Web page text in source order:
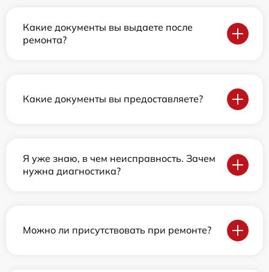
Какие документы вы выдаете после
ремонта?
Какие документы вы предоставляете?
Я уже знаю, в чем неисправность. Зачем
нужна диагностика?
Можно ли присутствовать при ремонте?